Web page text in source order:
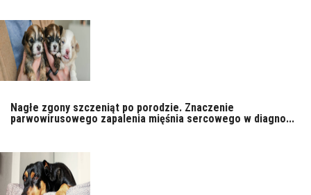
Nagłe zgony szczeniąt po porodzie. Znaczenie
parwowirusowego zapalenia mięśnia sercowego w diagno...